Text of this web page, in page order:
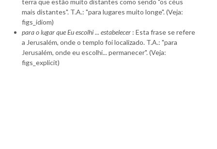
terra que estão muito distantes como sendo "os céus
mais distantes". T.A.: "para lugares muito longe". (Veja:
figs_idiom)
para o lugar que Eu escolhi ... estabelecer : Esta frase se refere
a Jerusalém, onde o templo foi localizado. T.A.: "para
Jerusalém, onde eu escolhi... permanecer". (Veja:
figs_explicit)